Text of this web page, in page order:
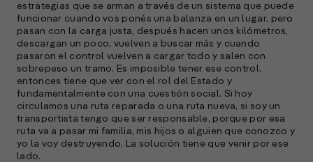
estrategias que se arman a través de un sistema que puede
funcionar cuando vos ponés una balanza en un lugar, pero
pasan con la carga justa, después hacen unos kilómetros,
descargan un poco, vuelven a buscar más y cuando
pasaron el control vuelven a cargar todo y salen con
sobrepeso un tramo. Es imposible tener ese control,
entonces tiene que ver con el rol del Estado y
fundamentalmente con una cuestión social. Si hoy
circulamos una ruta reparada o una ruta nueva, si soy un
transportista tengo que ser responsable, porque por esa
ruta va a pasar mi familia, mis hijos o alguien que conozco y
yo la voy destruyendo. La solución tiene que venir por ese
lado.